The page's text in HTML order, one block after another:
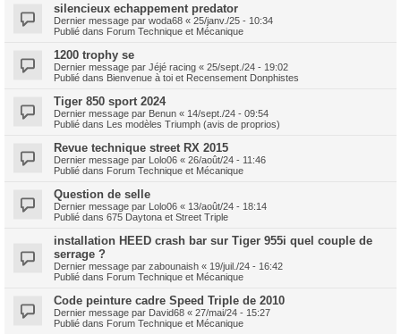
silencieux echappement predator
Dernier message par woda68 « 25/janv./25 - 10:34
Publié dans Forum Technique et Mécanique
1200 trophy se
Dernier message par Jéjé racing « 25/sept./24 - 19:02
Publié dans Bienvenue à toi et Recensement Donphistes
Tiger 850 sport 2024
Dernier message par Benun « 14/sept./24 - 09:54
Publié dans Les modèles Triumph (avis de proprios)
Revue technique street RX 2015
Dernier message par Lolo06 « 26/août/24 - 11:46
Publié dans Forum Technique et Mécanique
Question de selle
Dernier message par Lolo06 « 13/août/24 - 18:14
Publié dans 675 Daytona et Street Triple
installation HEED crash bar sur Tiger 955i quel couple de
serrage ?
Dernier message par zabounaish « 19/juil./24 - 16:42
Publié dans Forum Technique et Mécanique
Code peinture cadre Speed Triple de 2010
Dernier message par David68 « 27/mai/24 - 15:27
Publié dans Forum Technique et Mécanique